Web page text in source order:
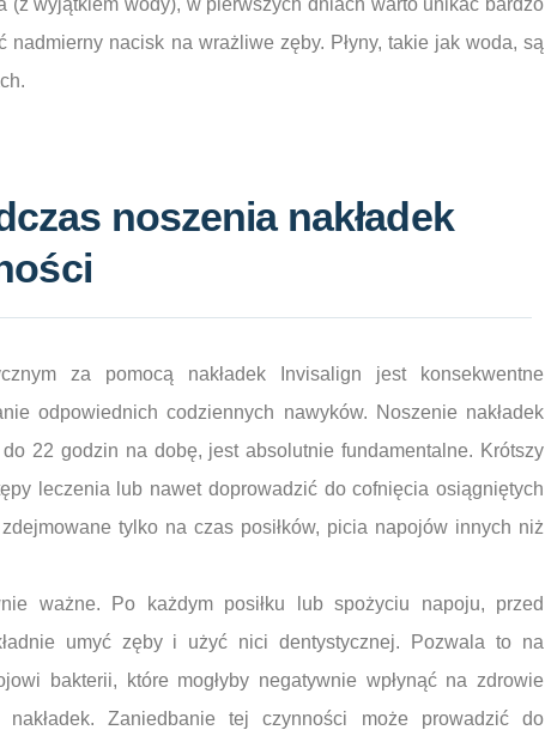
(z wyjątkiem wody), w pierwszych dniach warto unikać bardzo
nadmierny nacisk na wrażliwe zęby. Płyny, takie jak woda, są
noszenia nakładek
za pomocą nakładek Invisalign jest konsekwentne
odpowiednich codziennych nawyków. Noszenie nakładek
22 godzin na dobę, jest absolutnie fundamentalne. Krótszy
leczenia lub nawet doprowadzić do cofnięcia osiągniętych
tylko na czas posiłków, picia napojów innych niż
ważne. Po każdym posiłku lub spożyciu napoju, przed
umyć zęby i użyć nici dentystycznej. Pozwala to na
bakterii, które mogłyby negatywnie wpłynąć na zdrowie
Zaniedbanie tej czynności może prowadzić do